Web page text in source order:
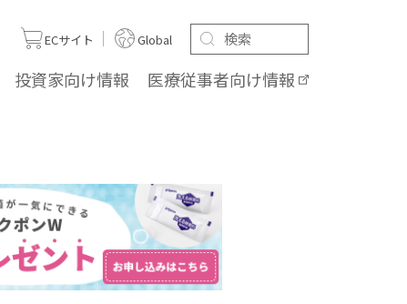
投資家向け情報 医療従事者向け情報
ECサイト Global